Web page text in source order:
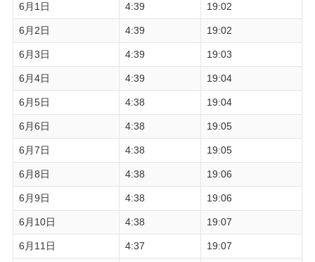
6月1日 4:39 19:02
6月2日 4:39 19:02
6月3日 4:39 19:03
6月4日 4:39 19:04
6月5日 4:38 19:04
6月6日 4:38 19:05
6月7日 4:38 19:05
6月8日 4:38 19:06
6月9日 4:38 19:06
6月10日 4:38 19:07
6月11日 4:37 19:07